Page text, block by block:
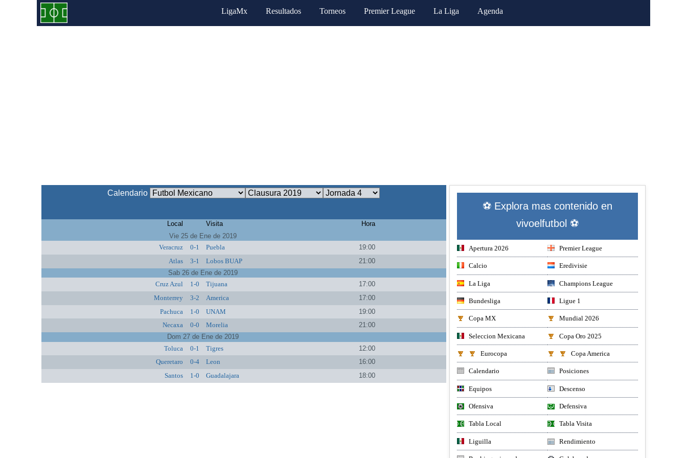
LigaMx Resultados Torneos Premier League La Liga Agenda
Calendario
Local Visita
Hora
Vie 25 de Ene de 2019
Veracruz
0-1 Puebla
19:00
Atlas
3-1 Lobos BUAP
21:00
Sab 26 de Ene de 2019
Cruz Azul
1-0 Tijuana
17:00
Monterrey
3-2 America
17:00
Pachuca
1-0 UNAM
19:00
Necaxa
0-0 Morelia
21:00
Dom 27 de Ene de 2019
Toluca
0-1 Tigres
12:00
Queretaro
0-4 Leon
16:00
Santos
1-0 Guadalajara 18:00
⚽ Explora mas contenido en
vivoelfutbol ⚽
Apertura 2026 Premier League
Calcio Eredivisie
La Liga Champions League
Bundesliga Ligue 1
Copa MX Mundial 2026
Seleccion Mexicana Copa Oro 2025
Eurocopa Copa America
Calendario Posiciones
Equipos Descenso
Ofensiva Defensiva
Tabla Local Tabla Visita
Liguilla Rendimiento